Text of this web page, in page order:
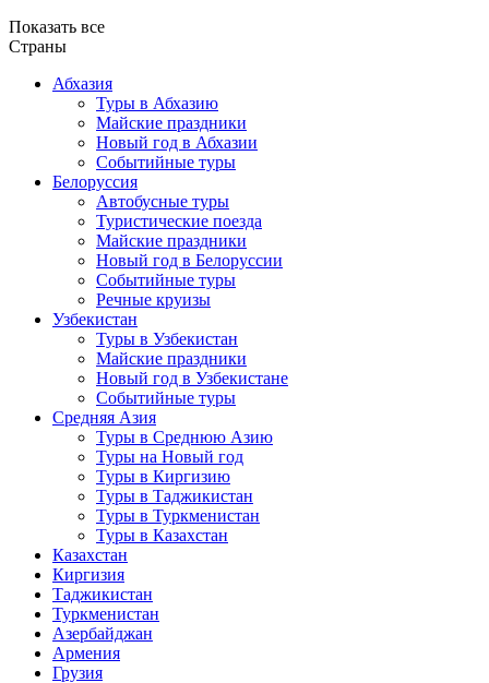
Показать все
Страны
Абхазия
Туры в Абхазию
Майские праздники
Новый год в Абхазии
Событийные туры
Белоруссия
Автобусные туры
Туристические поезда
Майские праздники
Новый год в Белоруссии
Событийные туры
Речные круизы
Узбекистан
Туры в Узбекистан
Майские праздники
Новый год в Узбекистане
Событийные туры
Средняя Азия
Туры в Среднюю Азию
Туры на Новый год
Туры в Киргизию
Туры в Таджикистан
Туры в Туркменистан
Туры в Казахстан
Казахстан
Киргизия
Таджикистан
Туркменистан
Азербайджан
Армения
Грузия